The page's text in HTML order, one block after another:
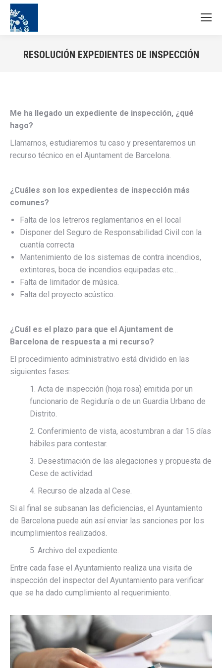
RESOLUCIÓN EXPEDIENTES DE INSPECCIÓN
Me ha llegado un expediente de inspección, ¿qué
hago?
Llamarnos, estudiaremos tu caso y presentaremos un
recurso técnico en el Ajuntament de Barcelona.
¿Cuáles son los expedientes de inspección más
comunes?
Falta de los letreros reglamentarios en el local
Disponer del Seguro de Responsabilidad Civil con la
cuantía correcta
Mantenimiento de los sistemas de contra incendios,
extintores, boca de incendios equipadas etc…
Falta de limitador de música.
Falta del proyecto acústico.
¿Cuál es el plazo para que el Ajuntament de
Barcelona de respuesta a mi recurso?
El procedimiento administrativo está dividido en las
siguientes fases:
1. Acta de inspección (hoja rosa) emitida por un
funcionario de Regiduría o de un Guardia Urbano de
Distrito.
2. Conferimiento de vista, acostumbran a dar 15 días
hábiles para contestar.
3. Desestimación de las alegaciones y propuesta de
Cese de actividad.
4. Recurso de alzada al Cese.
Si al final se subsanan las deficiencias, el Ayuntamiento
de Barcelona puede aún así enviar las sanciones por los
incumplimientos realizados.
5. Archivo del expediente.
Entre cada fase el Ayuntamiento realiza una visita de
inspección del inspector del Ayuntamiento para verificar
que se ha dado cumplimiento al requerimiento.